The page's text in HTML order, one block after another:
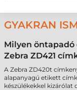
GYAKRAN
Milyen
Zebra ZD421
A Zebra ZD420t
alapanyagú etikett
készülékekkel kizárólat